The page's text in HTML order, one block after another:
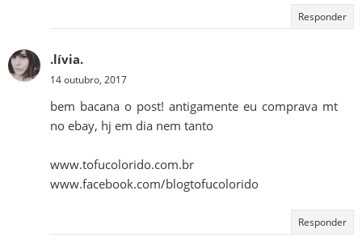
Responder
.lívia.
14 outubro, 2017
bem bacana o post! antigamente eu comprava mt
no ebay, hj em dia nem tanto
www.tofucolorido.com.br
www.facebook.com/blogtofucolorido
Responder